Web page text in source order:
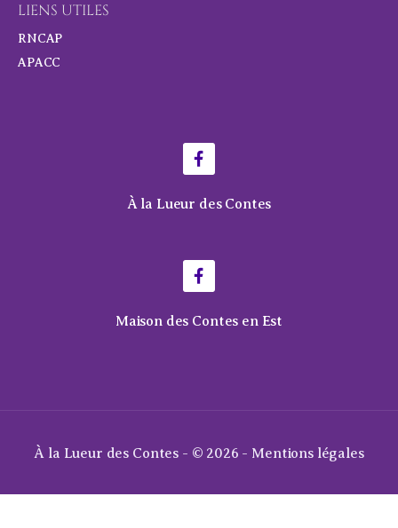
LIENS UTILES
RNCAP
APACC
À la Lueur des Contes
Maison des Contes en Est
À la Lueur des Contes - © 2026 - Mentions légales